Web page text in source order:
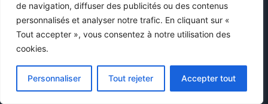
de navigation, diffuser des publicités ou des contenus
personnalisés et analyser notre trafic. En cliquant sur «
Tout accepter », vous consentez à notre utilisation des
cookies.
Personnaliser Tout rejeter Accepter tout
Chez Starsendetail, tout le contenu et les images sont utilisés à
distribuons aucun matériel. Si vous pensez qu'un contenu viole
le droit d'auteur ou si vous avez des inquiétudes, veuillez nous